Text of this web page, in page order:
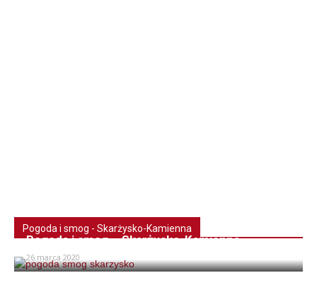
Pogoda i smog - Skarżysko-Kamienna
Pogoda i smog – Skarżysko-Kamienna
26 marca 2020